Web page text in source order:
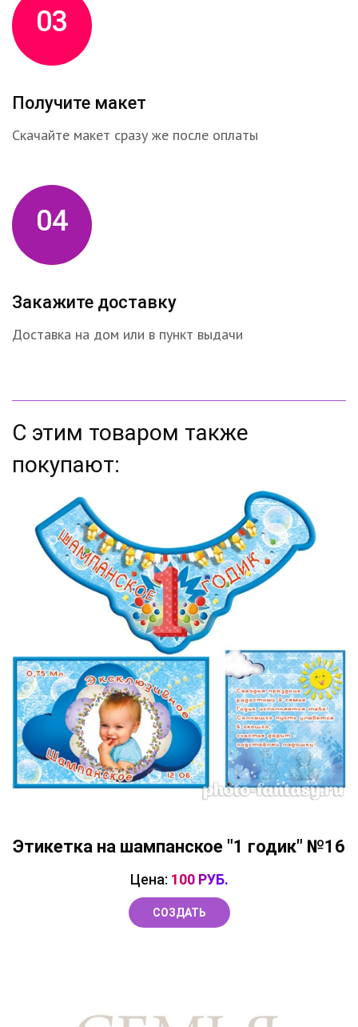
03
Получите макет
Скачайте макет сразу же после оплаты
04
Закажите доставку
Доставка на дом или в пункт выдачи
С этим товаром также
покупают:
Этикетка на шампанское "1 годик" №16
Цена: 100 РУБ.
СОЗДАТЬ